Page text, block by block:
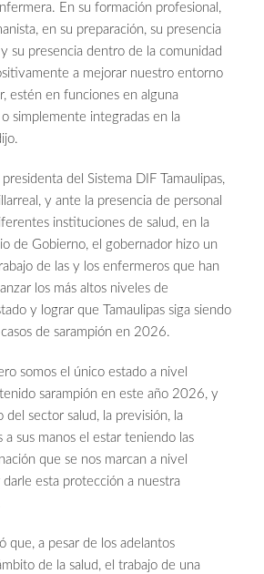
En su formación profesional,
en su preparación, su presencia
su presencia dentro de la comunidad
a mejorar nuestro entorno
estén en funciones en alguna
simplemente integradas en la
del Sistema DIF Tamaulipas,
y ante la presencia de personal
instituciones de salud, en la
de Gobierno, el gobernador hizo un
de las y los enfermeros que han
los más altos niveles de
y lograr que Tamaulipas siga siendo
de sarampión en 2026.
somos el único estado a nivel
sarampión en este año 2026, y
del sector salud, la previsión, la
a sus manos el estar teniendo las
que se nos marcan a nivel
darle esta protección a nuestra
que, a pesar de los adelantos
de la salud, el trabajo de una